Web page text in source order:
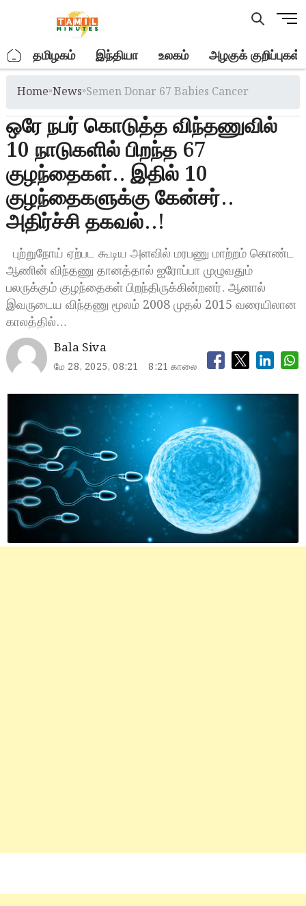
M
u
. தமிழகம் இந்தியா உலகம் அழகுக் குறிப்புகள்
Home»News»Semen Donar 67 Babies Cancer
ஒரே நபர் கொடுத்த விந்தணுவில்
10 நாடுகளில் பிறந்த 67
குழந்தைகள்.. இதில் 10
குழந்தைகளுக்கு கேன்சர்..
அதிர்ச்சி தகவல்..!
புற்றுநோய் ஏற்பட கூடிய அளவில் மரபணு மாற்றம் கொண்ட
ஆணின் விந்தணு தானத்தால் ஐரோப்பா முழுவதும்
பலருக்கும் குழந்தைகள் பிறந்திருக்கின்றனர். ஆனால்
இவருடைய விந்தணு மூலம் 2008 முதல் 2015 வரையிலான
காலத்தில்…
Bala Siva
மே 28, 2025, 08:21 8:21 காலை